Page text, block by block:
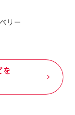
リー
を